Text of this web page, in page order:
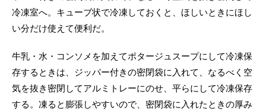
冷凍室へ。キューブ状で冷凍しておくと、ほしいときにほし
い分だけ使えて便利だ。
牛乳・水・コンソメを加えてポタージュスープにして冷凍保
存するときは、ジッパー付きの密閉袋に入れて、なるべく空
気を抜き密閉してアルミトレーにのせ、平らにして冷凍保存
する。凍ると膨張しやすいので、密閉袋に入れたときの厚み